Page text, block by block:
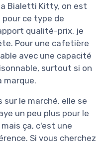
Bialetti Kitty, on est
pour ce type de
qualité-prix, je
Pour une cafetière
avec une capacité
surtout si on
marque.
le marché, elle se
un peu plus pour le
ça, c'est une
Si vous cherchez